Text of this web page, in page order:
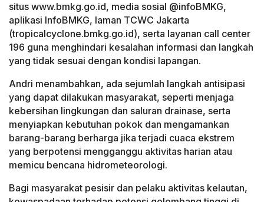
situs www.bmkg.go.id, media sosial @infoBMKG,
aplikasi InfoBMKG, laman TCWC Jakarta
(tropicalcyclone.bmkg.go.id), serta layanan call center
196 guna menghindari kesalahan informasi dan langkah
yang tidak sesuai dengan kondisi lapangan.
Andri menambahkan, ada sejumlah langkah antisipasi
yang dapat dilakukan masyarakat, seperti menjaga
kebersihan lingkungan dan saluran drainase, serta
menyiapkan kebutuhan pokok dan mengamankan
barang-barang berharga jika terjadi cuaca ekstrem
yang berpotensi mengganggu aktivitas harian atau
memicu bencana hidrometeorologi.
Bagi masyarakat pesisir dan pelaku aktivitas kelautan,